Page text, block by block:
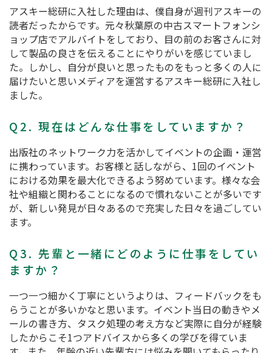
アスキー総研に入社した理由は、僕自身が週刊アスキーの
読者だったからです。元々秋葉原の中古スマートフォンシ
ョップ店でアルバイトをしており、目の前のお客さんに対
して製品の良さを伝えることにやりがいを感じていまし
た。しかし、自分が良いと思ったものをもっと多くの人に
届けたいと思いメディアを運営するアスキー総研に入社し
ました。
Q2. 現在はどんな仕事をしていますか？
出版社のネットワーク力を活かしてイベントの企画・運営
に携わっています。お客様と話しながら、1回のイベント
における効果を最大化できるよう努めています。様々な会
社や組織と関わることになるので慣れないことが多いです
が、新しい発見が日々あるので充実した日々を過ごしてい
ます。
Q3. 先輩と一緒にどのように仕事をしてい
ますか？
一つ一つ細かく丁寧にというよりは、フィードバックをも
らうことが多いかなと思います。イベント当日の動きやメ
ールの書き方、タスク処理の考え方など実際に自分が経験
したからこそ1つアドバイスから多くの学びを得ていま